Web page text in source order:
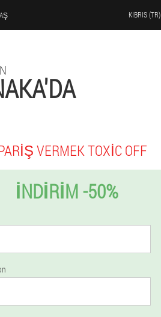
KIBRIS (TR)
VERMEK TOXIC OFF
İNDIRIM -50%